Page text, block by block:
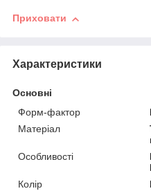
Приховати
Характеристики
Основні
Форм-фактор
Матеріал
Особливості
Колір